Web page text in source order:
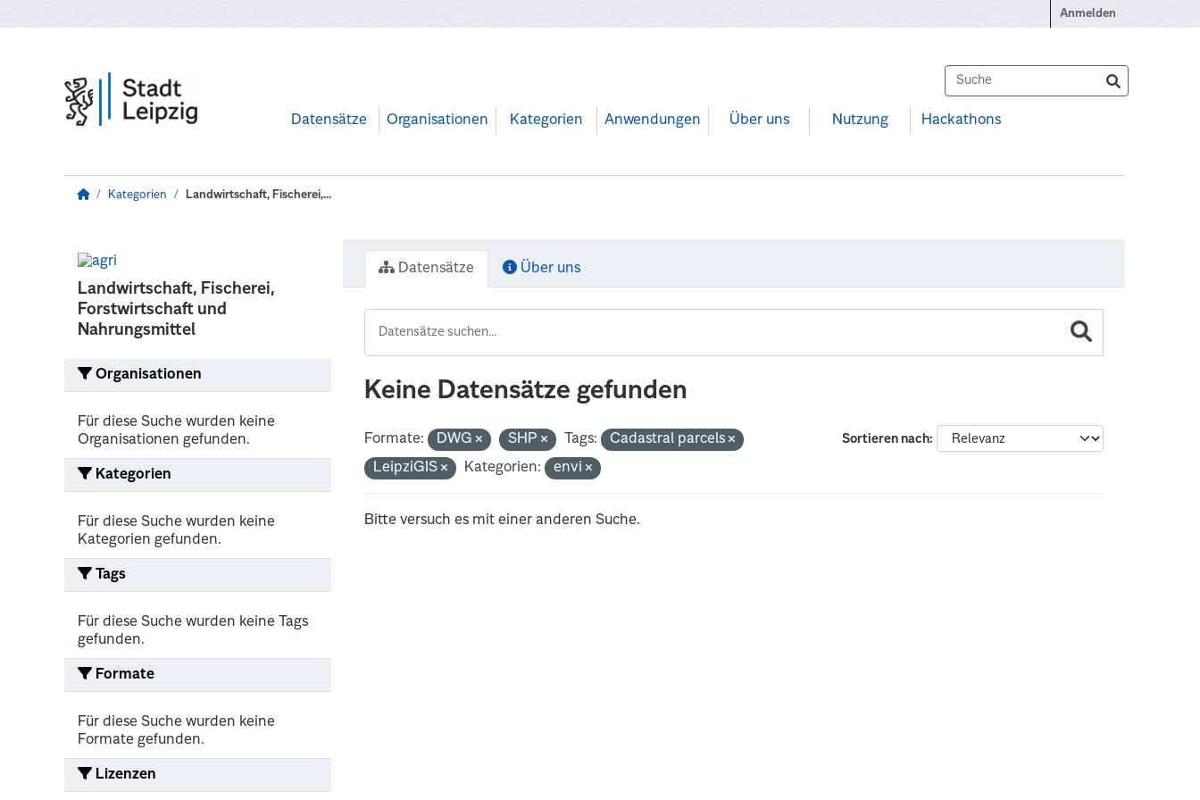
Anmelden
Datensätze Organisationen Kategorien Anwendungen Über uns Nutzung Hackathons
Kategorien Landwirtschaft, Fischerei,...
Landwirtschaft, Fischerei,
Forstwirtschaft und
Nahrungsmittel
Organisationen
Für diese Suche wurden keine
Organisationen gefunden.
Kategorien
Für diese Suche wurden keine
Kategorien gefunden.
Tags
Für diese Suche wurden keine Tags
gefunden.
Formate
Für diese Suche wurden keine
Formate gefunden.
Lizenzen
Datensätze Über uns
Keine Datensätze gefunden
Sortieren nach
Formate: DWG SHP Tags:
Cadastral parcels
LeipziGIS
Kategorien: envi
Bitte versuch es mit einer anderen Suche.